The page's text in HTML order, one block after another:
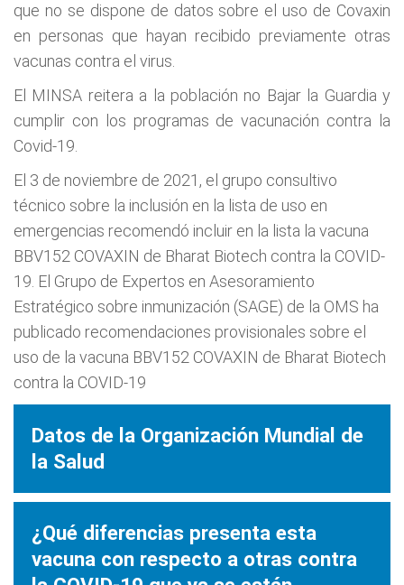
que no se dispone de datos sobre el uso de Covaxin
en personas que hayan recibido previamente otras
vacunas contra el virus.
El MINSA reitera a la población no Bajar la Guardia y
cumplir con los programas de vacunación contra la
Covid-19.
El 3 de noviembre de 2021, el grupo consultivo
técnico sobre la inclusión en la lista de uso en
emergencias recomendó incluir en la lista la vacuna
BBV152 COVAXIN de Bharat Biotech contra la COVID-
19. El Grupo de Expertos en Asesoramiento
Estratégico sobre inmunización (SAGE) de la OMS ha
publicado recomendaciones provisionales sobre el
uso de la vacuna BBV152 COVAXIN de Bharat Biotech
contra la COVID-19
Datos de la Organización Mundial de
la Salud
¿Qué diferencias presenta esta
vacuna con respecto a otras contra